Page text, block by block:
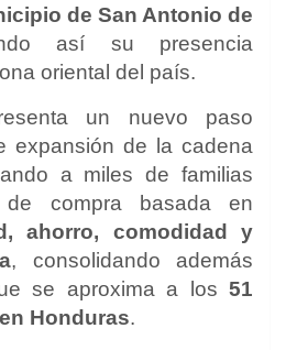
de San Antonio de
así su presencia
oriental del país.
un nuevo paso
expansión de la cadena
a miles de familias
de compra basada en
ahorro, comodidad y
, consolidando además
se aproxima a los 51
Honduras.